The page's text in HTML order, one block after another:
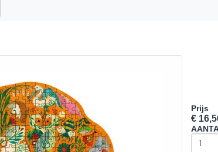
Prijs
€